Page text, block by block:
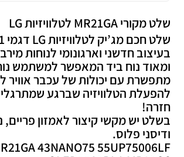
שלט מקורי MR21GA לטלוויזיות LG
בעיצוב חדשני וארגונומי לנוחות
ומאוד נוח ביד המאפשר למשתמש
מתפשרת עם יכולות של עכבר אוויר
להפעלת הטלוויזיה שברגע
חזרה!
בשלט יש מקשי קיצור לאמזון
ודיסני פלוס.
43NANO75 55UP75006LF